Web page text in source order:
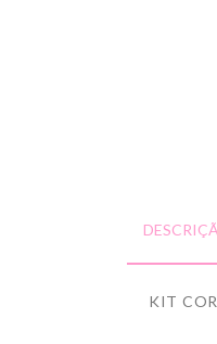
KIT